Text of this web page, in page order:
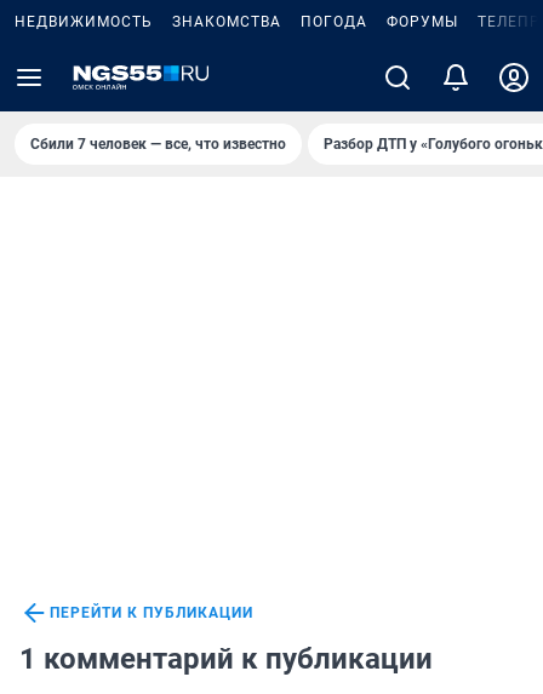
НЕДВИЖИМОСТЬ ЗНАКОМСТВА ПОГОДА ФОРУМЫ
Сбили 7 человек — все, что известно Разбор ДТП у «Голубого
ПЕРЕЙТИ К ПУБЛИКАЦИИ
1 комментарий к публикации